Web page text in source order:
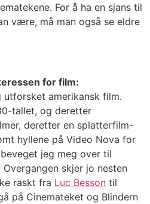
For å ha en sjans til
være, må man også se eldre
for film:
amerikansk film.
tallet, og deretter
deretter en splatterfilm-
hyllene på Video Nova for
jeg meg over til
skjer jo nesten
raskt fra Luc Besson til
på Cinemateket og Blindern